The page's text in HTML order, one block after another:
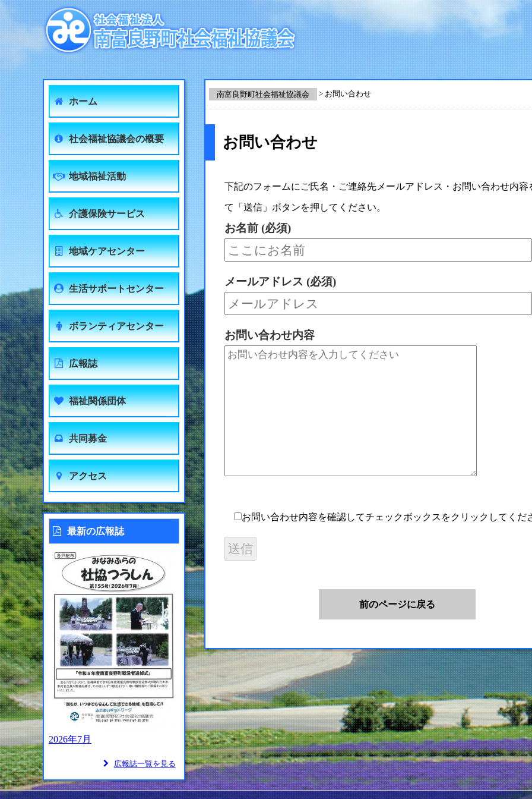
ホーム
社会福祉協議会の概要
地域福祉活動
介護保険サービス
地域ケアセンター
生活サポートセンター
ボランティアセンター
広報誌
福祉関係団体
共同募金
アクセス
最新の広報誌
2026年7月
広報誌一覧を見る
南富良野町社会福祉協議会 > お問い合わせ
お問い合わせ
下記のフォームにご氏名・ご連絡先メールアドレス・お問い合わせ内容
て「送信」ボタンを押してください。
お名前 (必須)
メールアドレス (必須)
お問い合わせ内容
お問い合わせ内容を確認してチェックボックスをクリックしてくだ
前のページに戻る